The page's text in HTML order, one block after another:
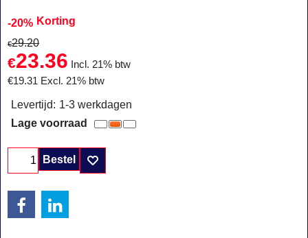
-20% Korting
€29.20
€23.36
Incl. 21% btw
€19.31 Excl. 21% btw
Levertijd: 1-3 werkdagen
Lage voorraad
Bestel